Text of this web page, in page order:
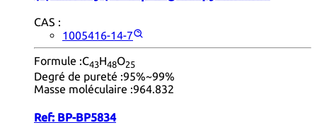
CAS :
1005416-14-7
Formule :C43H48O25
Degré de pureté :95%~99%
Masse moléculaire :964.832
Ref: BP-BP5834